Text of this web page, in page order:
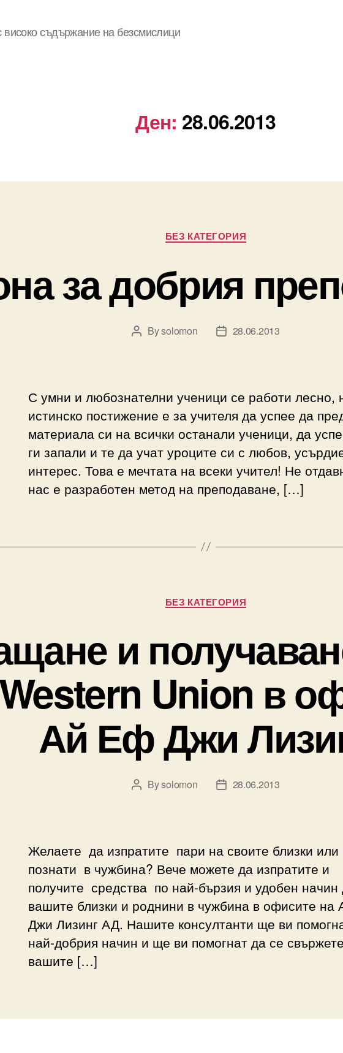
високо съдържание на безсмислици
Ден: 28.06.2013
Categories
БЕЗ КАТЕГОРИЯ
за добрия
PostBysolomon
Post28.06.2013
С умни и любознателни ученици се работи лесно,
истинско постижение е за учителя да успее да
материала си на всички останали ученици, да
ги запали и те да учат уроците си с любов,
интерес. Това е мечтата на всеки учител! Не
нас е разработен метод на преподаване, […]
Categories
БЕЗ КАТЕГОРИЯ
и
Union в
Ай Еф Джи
PostBysolomon
Post28.06.2013
Желаете да изпратите пари на своите близки или
познати в чужбина? Вече можете да изпратите и
получите средства по най-бързия и удобен начин
вашите близки и роднини в чужбина в офисите
Джи Лизинг АД. Нашите консултанти ще ви
най-добрия начин и ще ви помогнат да се
вашите […]